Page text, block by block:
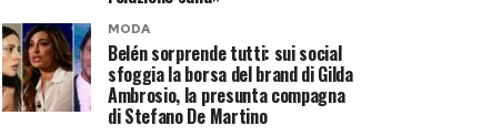
MODA
Belén sorprende tutti: sui social
sfoggia la borsa del brand di Gilda
Ambrosio, la presunta compagna
di Stefano De Martino